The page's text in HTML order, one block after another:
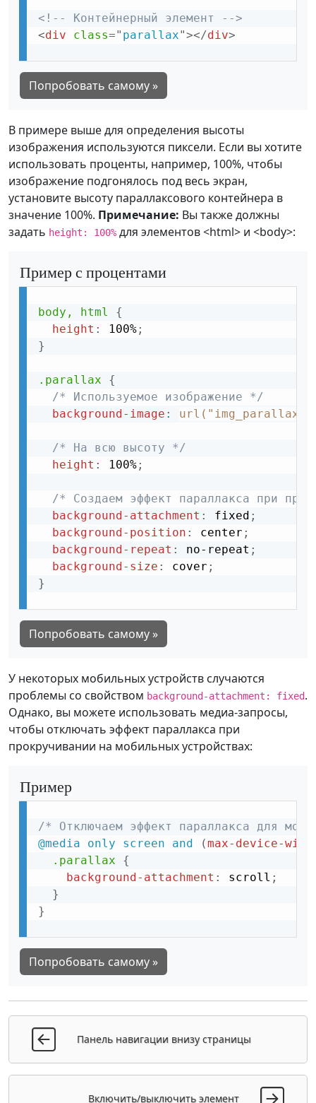
<!-- Контейнерный элемент -->
<div class=" parallax"></div>
Попробовать самому »
В примере выше для определения высоты
изображения используются пиксели. Если вы хотите
использовать проценты, например, 100%, чтобы
изображение подгонялось под весь экран,
установите высоту параллаксового контейнера в
значение 100%. Примечание: Вы также должны
задать height: 100% для элементов <html> и <body>:
Пример с процентами
body, html
{
height : 100%;
}
.parallax
{
/* Используемое изображение */
background-image :
/* На всю высоту */
height : 100%;
/* Создаем эффект параллакса при
background-attachment : fixed ;
background-position : center ;
background-repeat : no-repeat ;
background-size : cover ;
}
Попробовать самому »
У некоторых мобильных устройств случаются
проблемы со свойством background-attachment: fixed.
Однако, вы можете использовать медиа-запросы,
чтобы отключать эффект параллакса при
прокручивании на мобильных устройствах:
Пример
/* Отключаем эффект параллакса для
@media only screen and (max-device-
.parallax
{
background-attachment : scroll ;
}
}
Попробовать самому »
Панель навигации внизу страницы
Включить/выключить элемент